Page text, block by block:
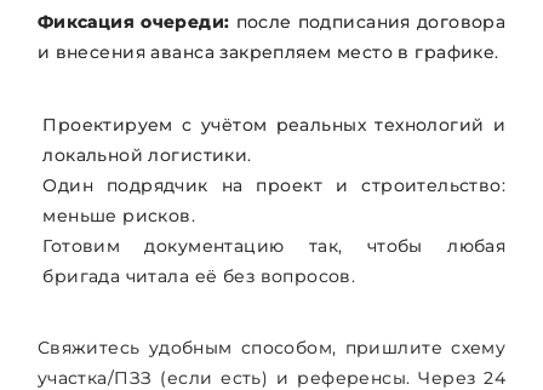
Фиксация очереди: после подписания договора
и внесения аванса закрепляем место в графике.
Проектируем с учётом реальных технологий и
локальной логистики.
Один подрядчик на проект и строительство:
меньше рисков.
Готовим документацию так, чтобы любая
бригада читала её без вопросов.
Свяжитесь удобным способом, пришлите схему
участка/ПЗЗ (если есть) и референсы. Через 24